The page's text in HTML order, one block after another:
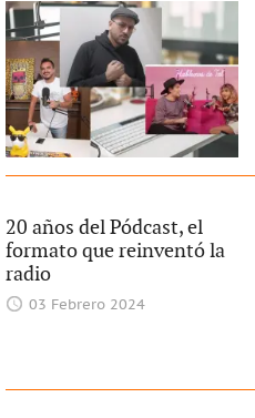
20 años del Pódcast, el
formato que reinventó la
radio
03 Febrero 2024